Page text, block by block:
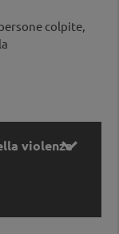
colpite,
violenza
